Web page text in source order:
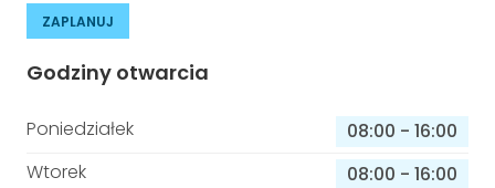
ZAPLANUJ
Godziny otwarcia
Poniedziałek 08:00 - 16:00
Wtorek
08:00 - 16:00